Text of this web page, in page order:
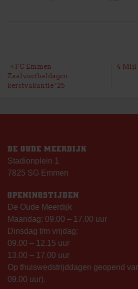
BERICHT
NAVIGATIE
FC Emmen
Zaalvoetbaldagen
kerstvakantie ’25
4 Mijl
DE OUDE MEERDIJK
Stadionplein 1
7825 SG Emmen
OPENINGSTIJDEN
De Oude Meerdijk
Maandag: 09.00 – 17.00 uur
Dinsdag t/m vrijdag:
09.00 – 12.15 uur
13.00 – 17.00 uur
Op thuiswedstrijddagen geopend
09.00 uur).